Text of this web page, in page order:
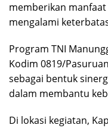
memberikan
mengalami
Program TNI
Kodim 0819/
sebagai bentuk
dalam membantu
Di lokasi kegiatan,